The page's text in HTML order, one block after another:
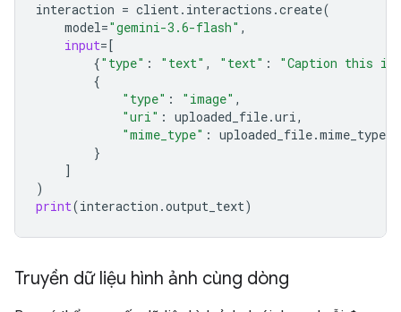
interaction = client. interactions .create(
model="gemini-3.6-flash" ,
input=[
{"type" : "text" , "text" :
"Caption this
{
"type" : "image" ,
"uri" : uploaded_file.uri,
"mime_type" : uploaded_file.mime_type
}
]
)
print(interaction .output_text)
Truyền dữ liệu hình ảnh cùng dòng